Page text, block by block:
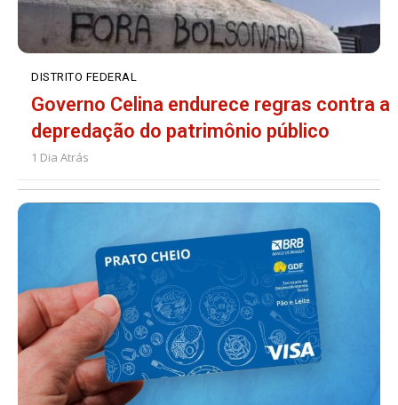
DISTRITO FEDERAL
Governo Celina endurece regras contra a
depredação do patrimônio público
1 Dia Atrás